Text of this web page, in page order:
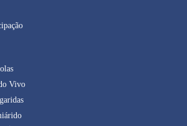
Vivo